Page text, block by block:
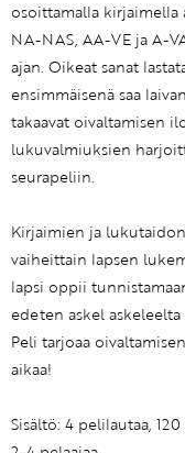
osoittamalla kirjaimella
NA-NAS, AA-VE ja A-
ajan. Oikeat sanat
ensimmäisenä saa
takaavat oivaltamisen
lukuvalmiuksien
seurapeliin.
Kirjaimien ja
vaiheittain lapsen
lapsi oppii
edeten askel
Peli tarjoaa
aikaa!
Sisältö: 4 pelilautaa,